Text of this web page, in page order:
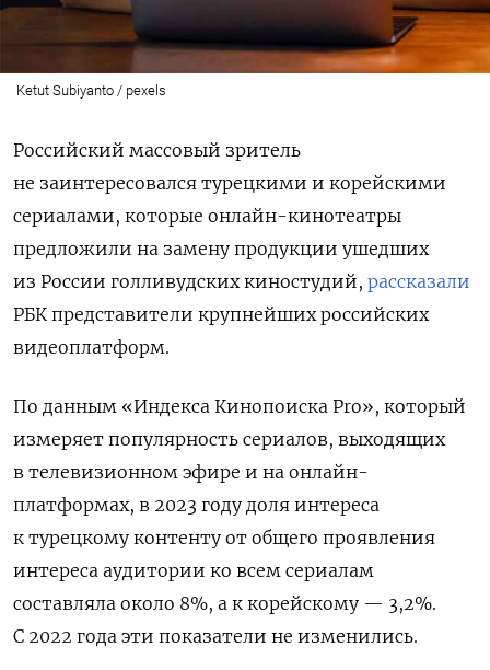
Ketut Subiyanto / pexels
Российский массовый зритель
не заинтересовался турецкими и корейскими
сериалами, которые онлайн-кинотеатры
предложили на замену продукции ушедших
из России голливудских киностудий, рассказали
РБК представители крупнейших российских
видеоплатформ.
По данным «Индекса Кинопоиска Pro», который
измеряет популярность сериалов, выходящих
в телевизионном эфире и на онлайн-
платформах, в 2023 году доля интереса
к турецкому контенту от общего проявления
интереса аудитории ко всем сериалам
составляла около 8%, а к корейскому — 3,2%.
С 2022 года эти показатели не изменились.